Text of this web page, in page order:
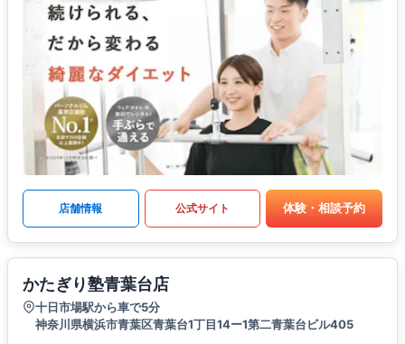
店舗情報 公式サイト 体験・相談予約
かたぎり塾青葉台店
十日市場駅から車で5分
神奈川県横浜市青葉区青葉台1丁目14ー1第二青葉台ビル405